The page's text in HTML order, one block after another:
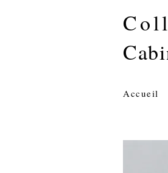
Accueil